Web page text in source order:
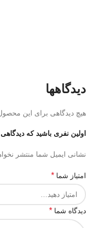
دیدگاهها
هیچ دیدگاهی برای این
اولین نفری باشید که
نشانی ایمیل شما منتشر
امتیاز شما *
دیدگاه شما *